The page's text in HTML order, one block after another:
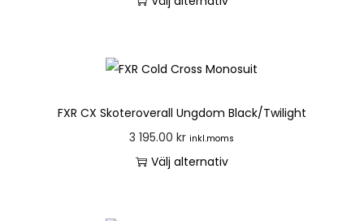
FXR CX Skoteroverall Ungdom Black/Twilight
3 195.00kr inkl.moms
Välj alternativ